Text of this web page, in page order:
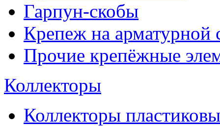
Гарпун-скобы
Крепеж на арматурной
Прочие крепёжные
Коллекторы
Коллекторы